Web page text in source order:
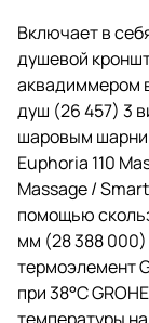
Включает в
душевой
аквадиммером
душ (26 457) 3
шаровым
Euphoria 110
Massage /
помощью
мм (28 388 000)
термоэлемент
при 38°C